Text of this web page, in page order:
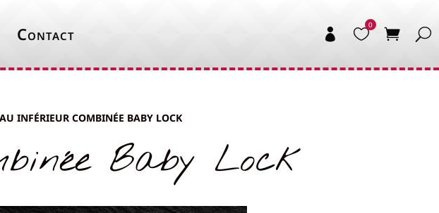
Contact  
INFÉRIEUR COMBINÉE BABY LOCK
Baby Lock